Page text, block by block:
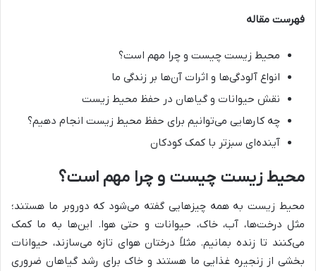
فهرست مقاله
محیط زیست چیست و چرا مهم است؟
انواع آلودگی‌ها و اثرات آن‌ها بر زندگی ما
نقش حیوانات و گیاهان در حفظ محیط زیست
چه کارهایی می‌توانیم برای حفظ محیط زیست انجام دهیم؟
آینده‌ای سبزتر با کمک کودکان
محیط زیست چیست و چرا مهم است؟
محیط زیست به همه چیزهایی گفته می‌شود که دوروبر ما هستند؛
مثل درخت‌ها، آب، خاک، حیوانات و حتی هوا. این‌ها به ما کمک
می‌کنند تا زنده بمانیم. مثلاً درختان هوای تازه می‌سازند، حیوانات
بخشی از زنجیره غذایی ما هستند و خاک برای رشد گیاهان ضروری